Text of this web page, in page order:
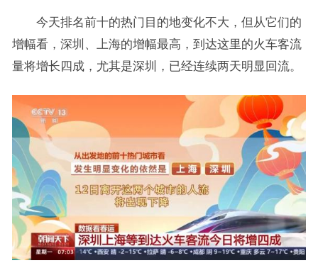
今天排名前十的热门目的地变化不大，但从它们的
增幅看，深圳、上海的增幅最高，到达这里的火车客流
量将增长四成，尤其是深圳，已经连续两天明显回流。